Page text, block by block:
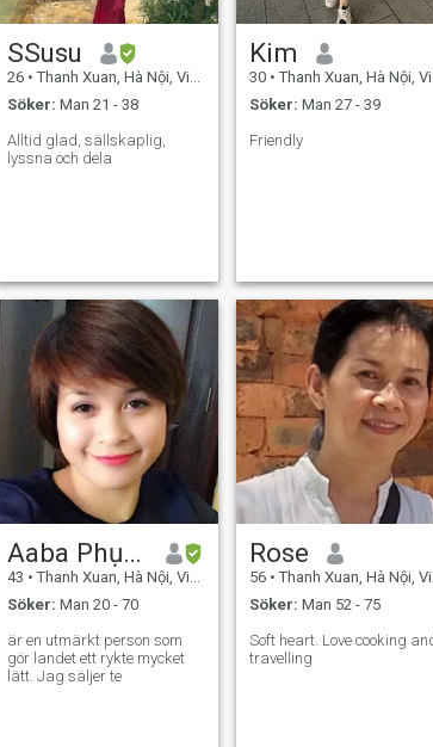
SSusu
26 • Thanh Xuan, Hà Nội, Vietnam
Söker: Man 21 - 38
Alltid glad, sällskaplig,
lyssna och dela
Kim
30 • Thanh Xuan, Hà Nội, Vietnam
Söker: Man 27 - 39
Friendly
Aaba Phục Sinh
43 • Thanh Xuan, Hà Nội, Vietnam
Söker: Man 20 - 70
är en utmärkt person som
gör landet ett rykte mycket
lätt. Jag säljer te
Rose
56 • Thanh Xuan, Hà Nội, Vietnam
Söker: Man 52 - 75
Soft heart. Love cooking
travelling